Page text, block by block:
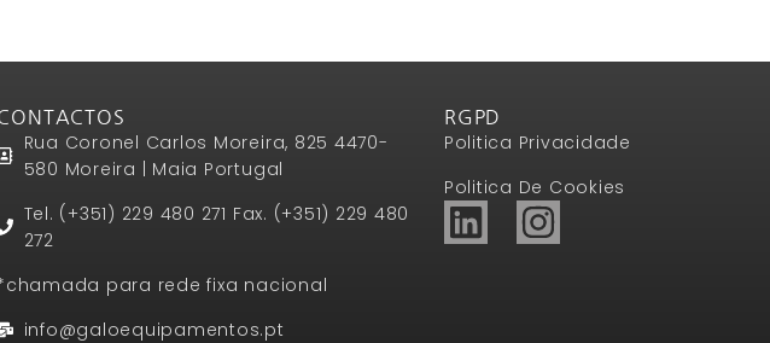
Rua Coronel Carlos Moreira, 825 4470-
580 Moreira | Maia Portugal
Tel. (+351) 229 480 271 Fax. (+351) 229 480
272
para rede fixa nacional
info@galoequipamentos.pt
RGPD
Politica Privacidade
Politica De Cookies